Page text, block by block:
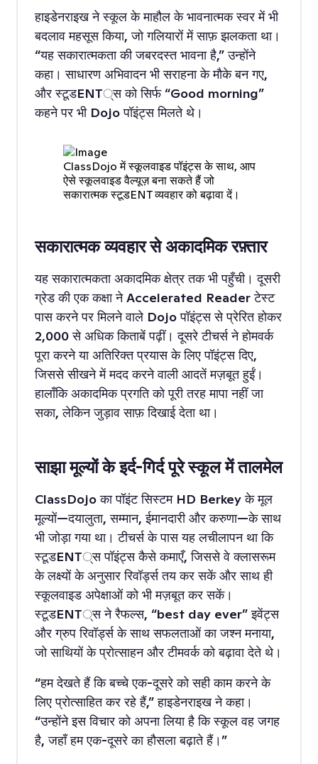
हाइडेनराइख ने स्कूल के माहौल के भावनात्मक स्वर में भी
बदलाव महसूस किया, जो गलियारों में साफ़ झलकता था।
“यह सकारात्मकता की जबरदस्त भावना है,” उन्होंने
कहा। साधारण अभिवादन भी सराहना के मौके बन गए,
और स्टूडENT्स को सिर्फ “Good morning”
कहने पर भी Dojo पॉइंट्स मिलते थे।
ClassDojo में स्कूलवाइड पॉइंट्स के साथ, आप
ऐसे स्कूलवाइड वैल्यूज़ बना सकते हैं जो
सकारात्मक स्टूडENT व्यवहार को बढ़ावा दें।
सकारात्मक व्यवहार से अकादमिक रफ़्तार
यह सकारात्मकता अकादमिक क्षेत्र तक भी पहुँची। दूसरी
ग्रेड की एक कक्षा ने Accelerated Reader टेस्ट
पास करने पर मिलने वाले Dojo पॉइंट्स से प्रेरित होकर
2,000 से अधिक किताबें पढ़ीं। दूसरे टीचर्स ने होमवर्क
पूरा करने या अतिरिक्त प्रयास के लिए पॉइंट्स दिए,
जिससे सीखने में मदद करने वाली आदतें मज़बूत हुईं।
हालाँकि अकादमिक प्रगति को पूरी तरह मापा नहीं जा
सका, लेकिन जुड़ाव साफ़ दिखाई देता था।
साझा मूल्यों के इर्द-गिर्द पूरे स्कूल में तालमेल
ClassDojo का पॉइंट सिस्टम HD Berkey के मूल
मूल्यों—दयालुता, सम्मान, ईमानदारी और करुणा—के साथ
भी जोड़ा गया था। टीचर्स के पास यह लचीलापन था कि
स्टूडENT्स पॉइंट्स कैसे कमाएँ, जिससे वे क्लासरूम
के लक्ष्यों के अनुसार रिवॉर्ड्स तय कर सकें और साथ ही
स्कूलवाइड अपेक्षाओं को भी मज़बूत कर सकें।
स्टूडENT्स ने रैफल्स, “best day ever” इवेंट्स
और ग्रुप रिवॉर्ड्स के साथ सफलताओं का जश्न मनाया,
जो साथियों के प्रोत्साहन और टीमवर्क को बढ़ावा देते थे।
“हम देखते हैं कि बच्चे एक-दूसरे को सही काम करने के
लिए प्रोत्साहित कर रहे हैं,” हाइडेनराइख ने कहा।
“उन्होंने इस विचार को अपना लिया है कि स्कूल वह जगह
है, जहाँ हम एक-दूसरे का हौसला बढ़ाते हैं।”